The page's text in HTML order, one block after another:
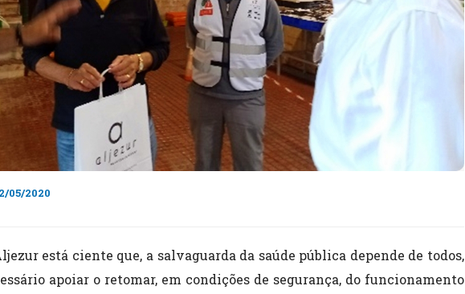
05/2020
está ciente que, a salvaguarda da saúde pública depende de todos,
apoiar o retomar, em condições de segurança, do funcionamento